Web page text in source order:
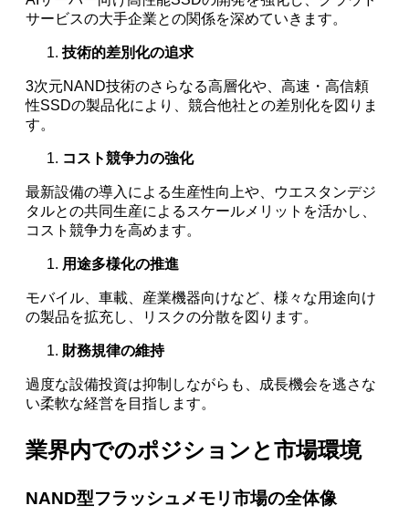
サービスの大手企業との関係を深めていきます。
技術的差別化の追求
3次元NAND技術のさらなる高層化や、高速・高信頼
性SSDの製品化により、競合他社との差別化を図りま
す。
コスト競争力の強化
最新設備の導入による生産性向上や、ウエスタンデジ
タルとの共同生産によるスケールメリットを活かし、
コスト競争力を高めます。
用途多様化の推進
モバイル、車載、産業機器向けなど、様々な用途向け
の製品を拡充し、リスクの分散を図ります。
財務規律の維持
過度な設備投資は抑制しながらも、成長機会を逃さな
い柔軟な経営を目指します。
業界内でのポジションと市場環境
NAND型フラッシュメモリ市場の全体像